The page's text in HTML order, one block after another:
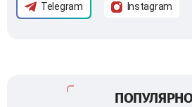
Telegram Instagram